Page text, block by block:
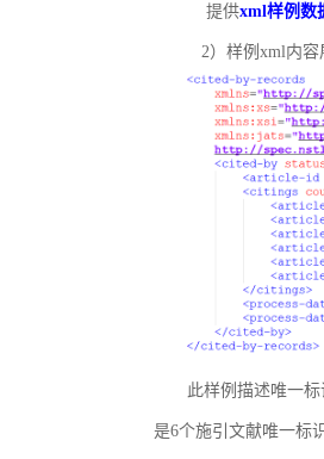
提供xml样例数
2）样例xml内容
此样例描述唯一标
是6个施引文献唯一标